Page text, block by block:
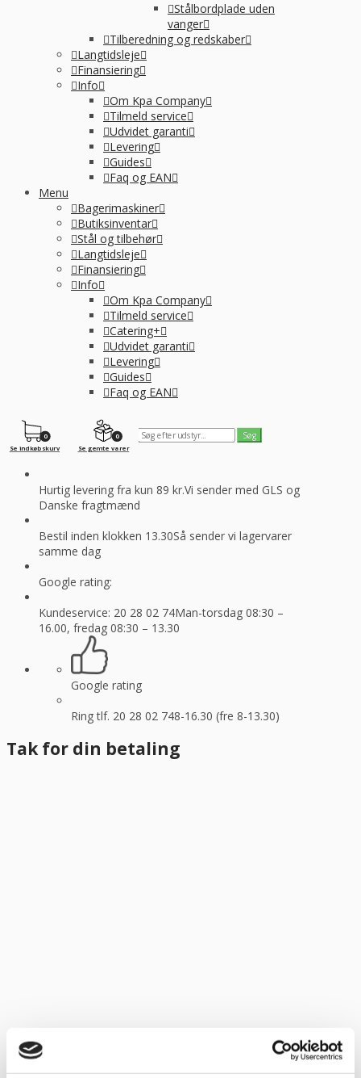
Stålbordplade uden
vanger
Tilberedning og redskaber
Langtidsleje
Finansiering
Info
Om Kpa Company
Tilmeld service
Udvidet garanti
Levering
Guides
Faq og EAN
Menu
Bagerimaskiner
Butiksinventar
Stål og tilbehør
Langtidsleje
Finansiering
Info
Om Kpa Company
Tilmeld service
Catering+
Udvidet garanti
Levering
Guides
Faq og EAN
0
Se gemte varer
0
Se indkøbskurv
Hurtig levering fra kun 89 kr.Vi sender med GLS og
Danske fragtmænd
Bestil inden klokken 13.30Så sender vi lagervarer
samme dag
Google rating:
Kundeservice: 20 28 02 74Man-torsdag 08:30 –
16.00, fredag 08:30 – 13.30
Google rating
Ring tlf. 20 28 02 748-16.30 (fre 8-13.30)
Tak for din betaling
Tak for din betaling